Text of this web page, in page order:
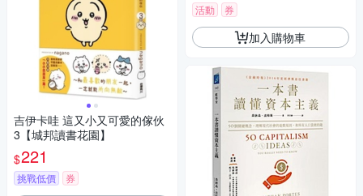
吉伊卡哇 這又小又可愛的傢伙
3【城邦讀書花園】
$221
挑戰低價 券
活動 券
加入購物車